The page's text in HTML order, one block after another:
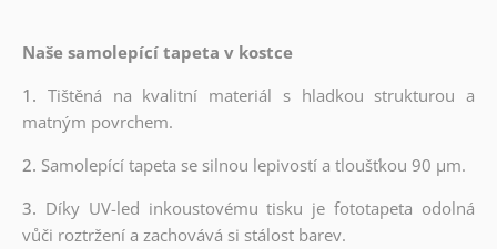
Naše samolepící tapeta v kostce
1. Tištěná na kvalitní materiál s hladkou strukturou a
matným povrchem.
2. Samolepící tapeta se silnou lepivostí a tloušťkou 90 µm.
3. Díky UV-led inkoustovému tisku je fototapeta odolná
vůči roztržení a zachovává si stálost barev.